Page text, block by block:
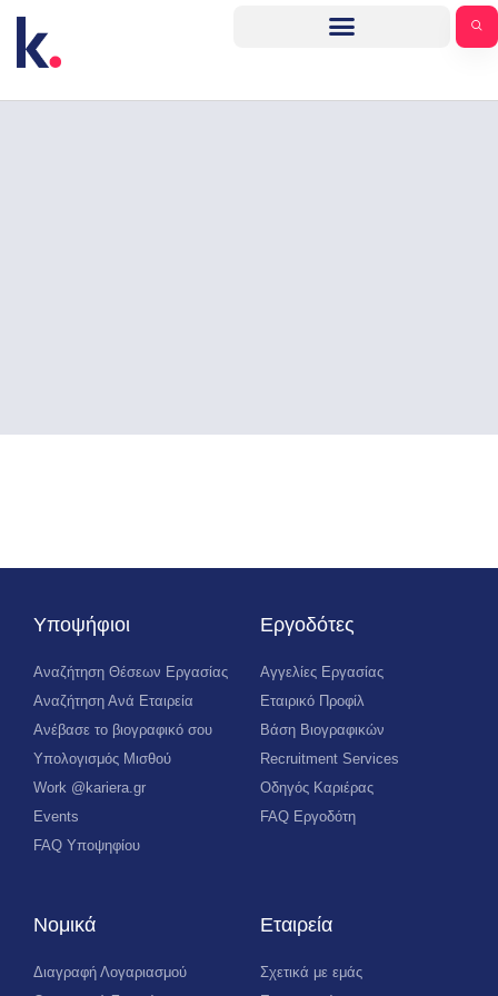
Υποψήφιοι
Αναζήτηση Θέσεων Εργασίας
Αναζήτηση Ανά Εταιρεία
Ανέβασε το βιογραφικό σου
Υπολογισμός Μισθού
Work @kariera.gr
Events
FAQ Υποψηφίου
Εργοδότες
Αγγελίες Εργασίας
Εταιρικό Προφίλ
Βάση Βιογραφικών
Recruitment Services
Οδηγός Καριέρας
FAQ Εργοδότη
Νομικά
Διαγραφή Λογαριασμού
Εταιρεία
Σχετικά με εμάς